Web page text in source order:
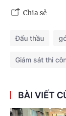
Chia sẻ
Đấu thầu
Giám sát thi
BÀI VIẾT